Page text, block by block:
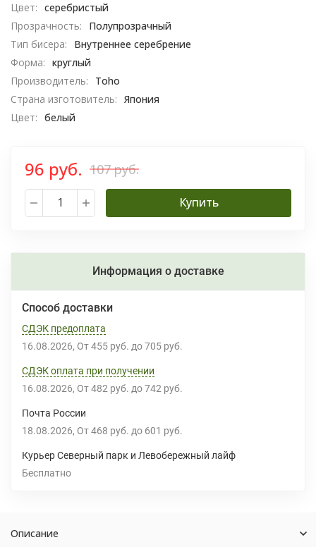
Цвет: серебристый
Прозрачность:
Полупрозрачный
Тип бисера:
Внутреннее серебрение
Форма: круглый
Производитель:
Toho
Страна изготовитель: Япония
Цвет: белый
96 руб. 107 руб.
Купить
Информация о доставке
Способ доставки
СДЭК предоплата
16.08.2026 От 455 руб. до 705 руб.
СДЭК оплата при получении
16.08.2026 От 482 руб. до 742 руб.
Почта России
18.08.2026 От 468 руб. до 601 руб.
Курьер Северный парк и Левобережный лайф
Бесплатно
Описание